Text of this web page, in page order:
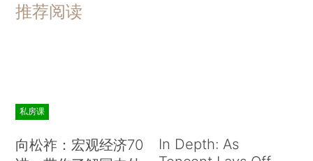
推荐阅读
私房课
向松祚：宏观经济70
In Depth: As